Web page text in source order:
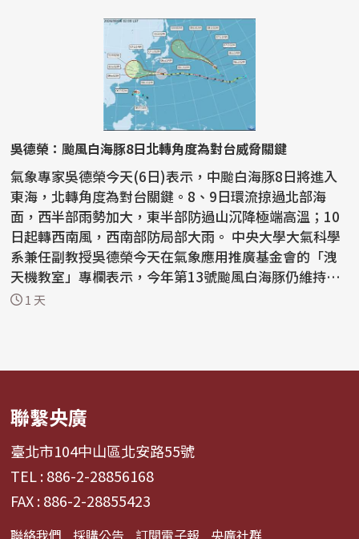
吳德榮：颱風白海豚8日北轉角度為對台威脅關鍵
氣象專家吳德榮今天(6日)表示，中颱白海豚8日將進入
東海，北轉角度為對台關鍵。8、9日環流掠過北部海
面，西半部雨勢加大，東半部防過山沉降極端高溫；10
日起轉西南風，西南部防局部大雨。 中央大學大氣科學
系兼任副教授吳德榮今天在氣象應用推廣基金會的「洩
天機教室」專欄表示，今年第13號颱風白海豚仍維持大
型中颱，...
1 天
聯繫央廣
臺北市104中山區北安路55號
TEL : 886-2-28856168
FAX : 886-2-28855423
聯絡我們 採購公告 訂閱電子報 央廣社群